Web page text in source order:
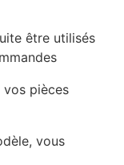
être utilisés
vos pièces
vous